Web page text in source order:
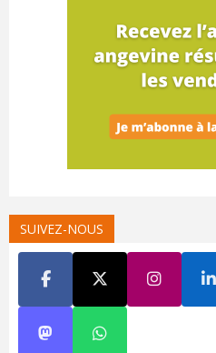
SUIVEZ-NOUS